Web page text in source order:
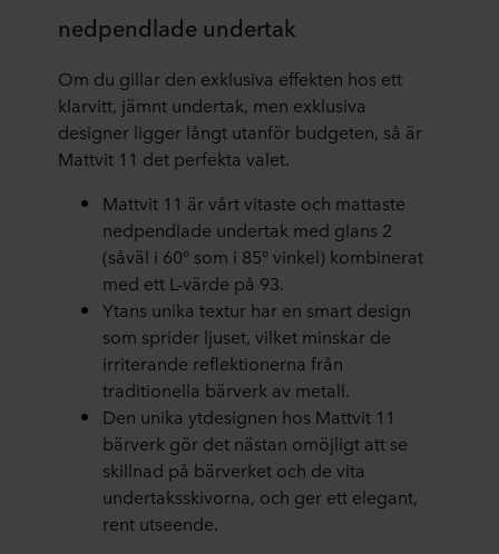
nedpendlade undertak
Om du gillar den exklusiva effekten hos ett
klarvitt, jämnt undertak, men exklusiva
designer ligger långt utanför budgeten, så är
Mattvit 11 det perfekta valet.
Mattvit 11 är vårt vitaste och mattaste
nedpendlade undertak med glans 2
(såväl i 60° som i 85° vinkel) kombinerat
med ett L-värde på 93.
Ytans unika textur har en smart design
som sprider ljuset, vilket minskar de
irriterande reflektionerna från
traditionella bärverk av metall.
Den unika ytdesignen hos Mattvit 11
bärverk gör det nästan omöjligt att se
skillnad på bärverket och de vita
undertaksskivorna, och ger ett elegant,
rent utseende.